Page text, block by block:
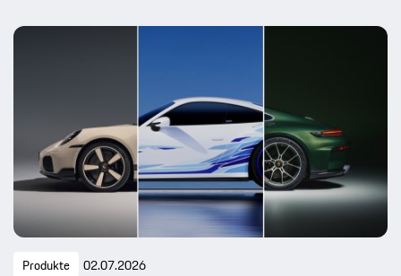
Produkte 02.07.2026